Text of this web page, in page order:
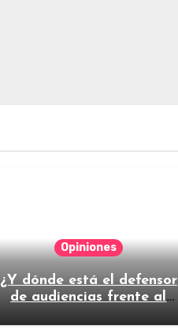
Opiniones
¿Y dónde está el defensor
de audiencias frente al